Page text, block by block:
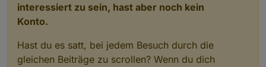
interessiert zu sein, hast aber noch kein
Konto.
Hast du es satt, bei jedem Besuch durch die
gleichen Beiträge zu scrollen? Wenn du dich